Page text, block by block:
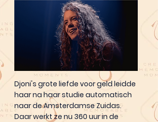
Djoni's grote liefde voor geld leidde
haar na haar studie automatisch
naar de Amsterdamse Zuidas.
Daar werkt ze nu 360 uur in de